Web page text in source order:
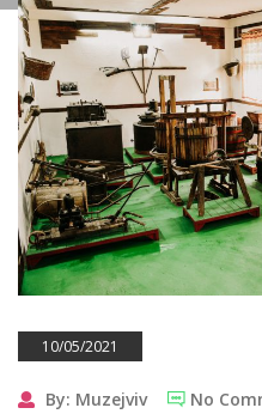
10/05/2021
By: Muzejviv No